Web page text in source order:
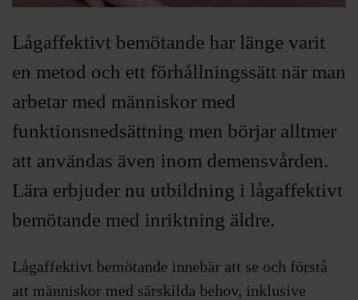
Lågaffektivt bemötande har länge varit
en metod och ett förhållningssätt när man
arbetar med människor med
funktionsnedsättning men börjar alltmer
att användas även inom demensvården.
Lära erbjuder nu utbildning i lågaffektivt
bemötande med inriktning äldre.
Lågaffektivt bemötande innebär att se och förstå
att människor med särskilda behov, inklusive